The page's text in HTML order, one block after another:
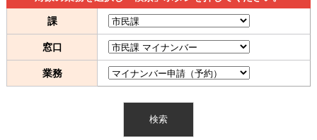
メール通知登録
混雑予想カレンダー
課
窓口
業務